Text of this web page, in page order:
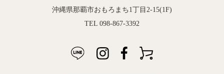
沖縄県那覇市おもろまち1丁目2-15(1F)
TEL 098-867-3392